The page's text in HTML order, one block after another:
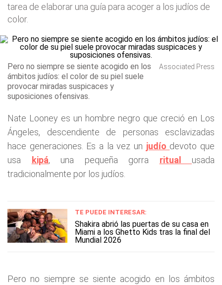
tarea de elaborar una guía para acoger a los judíos de
color.
Pero no siempre se siente acogido en los
ámbitos judíos: el color de su piel suele
provocar miradas suspicaces y
suposiciones ofensivas.
Associated Press
Nate Looney es un hombre negro que creció en Los
Ángeles, descendiente de personas esclavizadas
hace generaciones. Es a la vez un judío devoto que
usa
kipá, una pequeña gorra ritual usada
tradicionalmente por los judíos.
TE PUEDE INTERESAR:
Shakira abrió las puertas de su casa en
Miami a los Ghetto Kids tras la final del
Mundial 2026
Pero no siempre se siente acogido en los ámbitos